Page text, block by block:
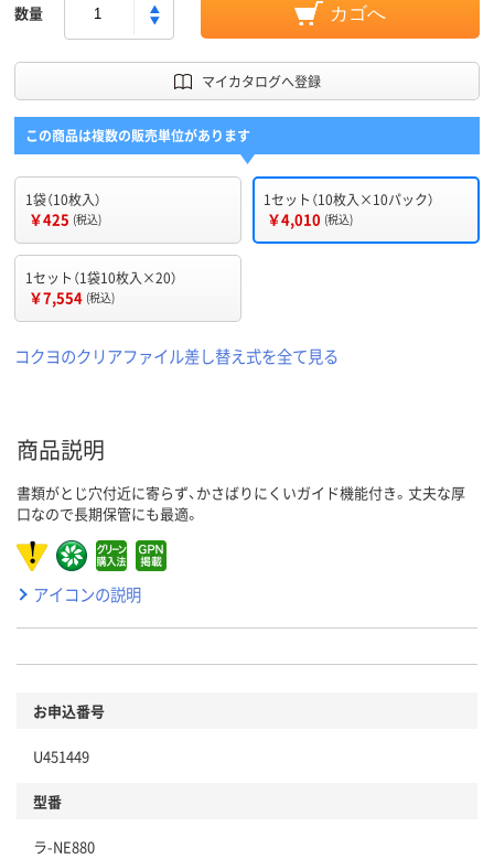
数量 カゴへ
マイカタログへ登録
この商品は複数の販売単位があります
1袋（10枚入）
￥425 (税込)
1セット（10枚入×10パック）
￥4,010 (税込)
1セット（1袋10枚入×20）
￥7,554 (税込)
コクヨのクリアファイル差し替え式を全て見る
商品説明
書類がとじ穴付近に寄らず、かさばりにくいガイド機能付き。丈夫な厚
口なので長期保管にも最適。
アイコンの説明
お申込番号
U451449
型番
ラ-NE880